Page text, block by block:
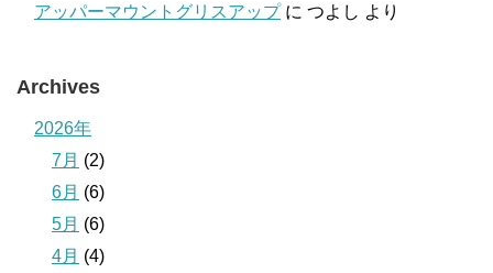
アッパーマウントグリスアップに つよし より
Archives
2026年
7月 (2)
6月 (6)
5月 (6)
4月 (4)